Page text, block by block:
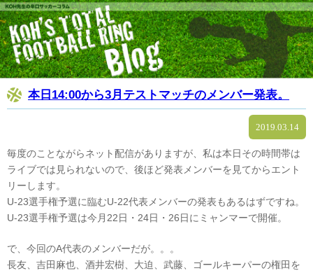
本日14:00から3月テストマッチのメンバー発表。
2019.03.14
毎度のことながらネット配信がありますが、私は本日その時間帯は
ライブでは見られないので、後ほど発表メンバーを見てからエント
リーします。
U-23選手権予選に臨むU-22代表メンバーの発表もあるはずですね。
U-23選手権予選は今月22日・24日・26日にミャンマーで開催。
で、今回のA代表のメンバーだが。。。
長友、吉田麻也、酒井宏樹、大迫、武藤、ゴールキーパーの権田を